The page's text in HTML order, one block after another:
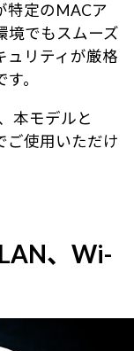
特定のMACア
境でもスムーズ
ュリティが厳格
。
本モデルと
ご使用いただけ
、Wi-